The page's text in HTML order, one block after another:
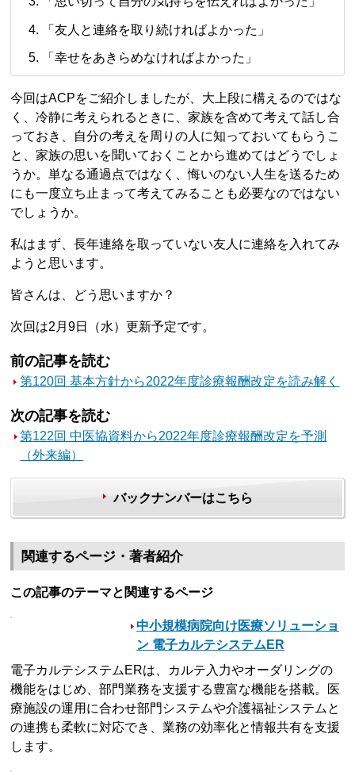
「友人と連絡を取り続ければよかった」
「幸せをあきらめなければよかった」
今回はACPをご紹介しましたが、大上段に構えるのではな
く、冷静に考えられるときに、家族を含めて考えて話し合
っておき、自分の考えを周りの人に知っておいてもらうこ
と、家族の思いを聞いておくことから進めてはどうでしょ
うか。単なる通過点ではなく、悔いのない人生を送るため
にも一度立ち止まって考えてみることも必要なのではない
でしょうか。
私はまず、長年連絡を取っていない友人に連絡を入れてみ
ようと思います。
皆さんは、どう思いますか？
次回は2月9日（水）更新予定です。
前の記事を読む
第120回 基本方針から2022年度診療報酬改定を読み解く
次の記事を読む
第122回 中医協資料から2022年度診療報酬改定を予測
（外来編）
バックナンバーはこちら
関連するページ・著者紹介
この記事のテーマと関連するページ
中小規模病院向け医療ソリューショ
ン 電子カルテシステムER
電子カルテシステムERは、カルテ入力やオーダリングの
機能をはじめ、部門業務を支援する豊富な機能を搭載。医
療施設の運用に合わせ部門システムや介護福祉システムと
の連携も柔軟に対応でき、業務の効率化と情報共有を支援
します。